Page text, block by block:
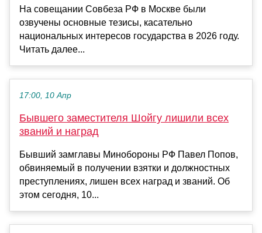
На совещании Совбеза РФ в Москве были
озвучены основные тезисы, касательно
национальных интересов государства в 2026 году.
Читать далее...
17:00, 10 Апр
Бывшего заместителя Шойгу лишили всех
званий и наград
Бывший замглавы Минобороны РФ Павел Попов,
обвиняемый в получении взятки и должностных
преступлениях, лишен всех наград и званий. Об
этом сегодня, 10...